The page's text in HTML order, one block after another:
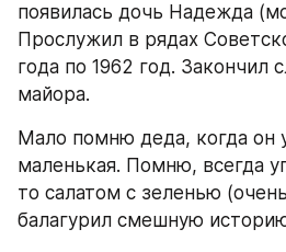
появилась дочь Надежда
Прослужил в рядах
года по 1962 год. Закончил
майора.
Мало помню деда, когда он
маленькая. Помню, всегда
то салатом с зеленью
балагурил смешную